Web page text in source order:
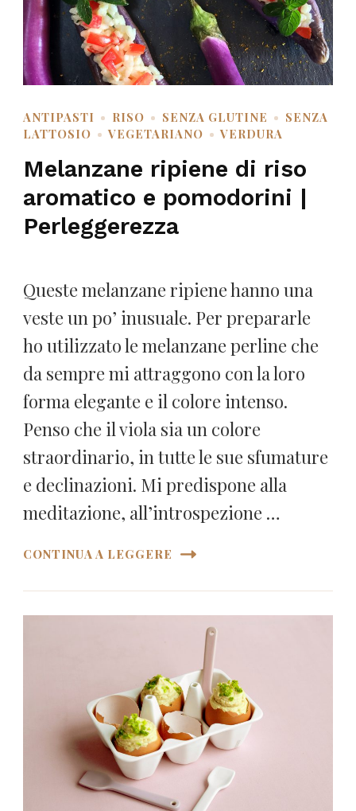
ANTIPASTI RISO SENZA GLUTINE
SENZA
LATTOSIO
VEGETARIANO VERDURA
Melanzane ripiene di riso
aromatico e pomodorini |
Perleggerezza
Queste melanzane ripiene hanno una
veste un po’ inusuale. Per prepararle
ho utilizzato le melanzane perline che
da sempre mi attraggono con la loro
forma elegante e il colore intenso.
Penso che il viola sia un colore
straordinario, in tutte le sue sfumature
e declinazioni. Mi predispone alla
meditazione, all’introspezione …
CONTINUA A LEGGERE